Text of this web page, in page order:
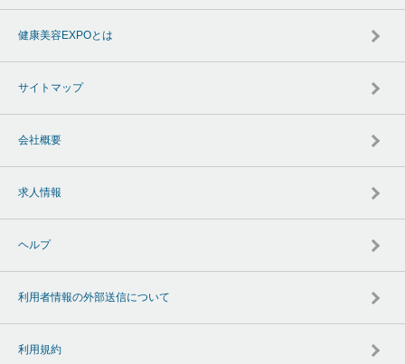
健康美容EXPOとは
サイトマップ
会社概要
求人情報
ヘルプ
利用者情報の外部送信について
利用規約